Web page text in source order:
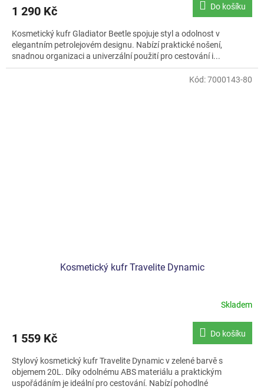
je
z
5
hvězdiček.
1 290 Kč Do košíku
Kosmetický kufr Gladiator Beetle spojuje styl a odolnost v
elegantním petrolejovém designu. Nabízí praktické nošení,
snadnou organizaci a univerzální použití pro cestování i...
Kosmetický kufr Travelite Dynamic
Skladem
1 559 Kč Do košíku
Stylový kosmetický kufr Travelite Dynamic v zelené barvě s
objemem 20L. Díky odolnému ABS materiálu a praktickým
uspořádáním je ideální pro cestování. Nabízí pohodlné
Kód:7000143-80